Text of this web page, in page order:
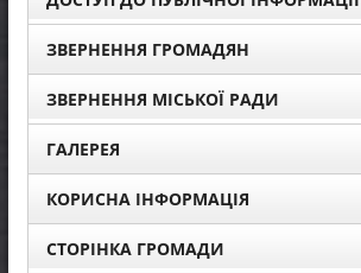
ЗВЕРНЕННЯ ГРОМАДЯН
ЗВЕРНЕННЯ МІСЬКОЇ РАДИ
ГАЛЕРЕЯ
КОРИСНА ІНФОРМАЦІЯ
СТОРІНКА ГРОМАДИ